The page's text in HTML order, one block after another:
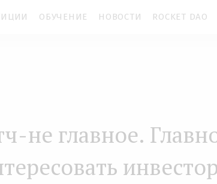
ОБУЧЕНИЕ НОВОСТИ ROCKET DAO
- не главное.